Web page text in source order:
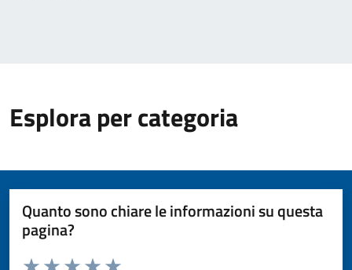
Esplora per categoria
Quanto sono chiare le informazioni su questa
pagina?
Valuta da 1 a 5 stelle la pagina